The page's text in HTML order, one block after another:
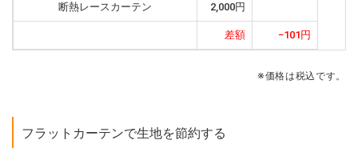
断熱レースカーテン
2,000円
差額 −101円
※価格は税込です。
フラットカーテンで生地を節約する